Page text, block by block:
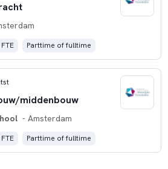
Parttime of fulltime
middenbouw
- Amsterdam
Parttime of fulltime